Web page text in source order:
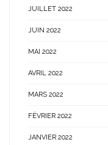
JUILLET 2022
JUIN 2022
MAI 2022
AVRIL 2022
MARS 2022
FÉVRIER 2022
JANVIER 2022